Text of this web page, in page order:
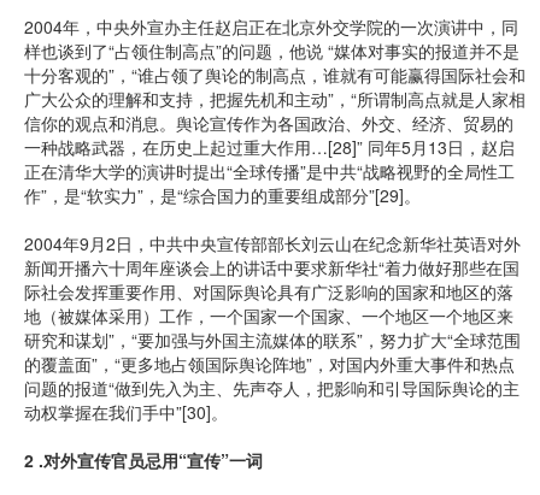
2004年，中央外宣办主任赵启正在北京外交学院的一次演讲中，同
样也谈到了“占领住制高点”的问题，他说 “媒体对事实的报道并不是
十分客观的”，“谁占领了舆论的制高点，谁就有可能赢得国际社会和
广大公众的理解和支持，把握先机和主动”，“所谓制高点就是人家相
信你的观点和消息。舆论宣传作为各国政治、外交、经济、贸易的
一种战略武器，在历史上起过重大作用…[28]” 同年5月13日，赵启
正在清华大学的演讲时提出“全球传播”是中共“战略视野的全局性工
作”，是“软实力”，是“综合国力的重要组成部分”[29]。
2004年9月2日，中共中央宣传部部长刘云山在纪念新华社英语对外
新闻开播六十周年座谈会上的讲话中要求新华社“着力做好那些在国
际社会发挥重要作用、对国际舆论具有广泛影响的国家和地区的落
地（被媒体采用）工作，一个国家一个国家、一个地区一个地区来
研究和谋划”，“要加强与外国主流媒体的联系”，努力扩大“全球范围
的覆盖面”，“更多地占领国际舆论阵地”，对国内外重大事件和热点
问题的报道“做到先入为主、先声夺人，把影响和引导国际舆论的主
动权掌握在我们手中”[30]。
2 .对外宣传官员忌用“宣传”一词